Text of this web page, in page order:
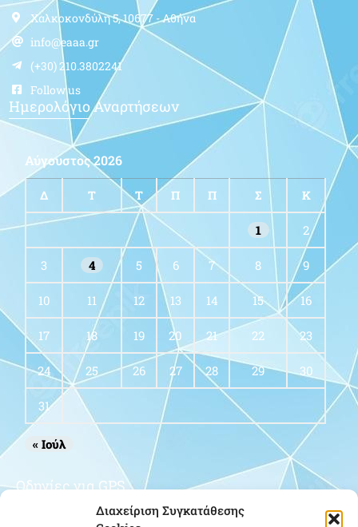
Διαχείριση Συγκατάθεσης
Χαλκοκονδύλη 5, 10677 - Αθήνα
info@eaaa.gr
(+30) 210.3802241
Follow us
Ημερολόγιο Αναρτήσεων
Αύγουστος 2026
Δ Τ Τ Π Π Σ Κ
1 2
3 4 5 6 7 8 9
10 11 12 13 14 15 16
17 18 19 20 21 22 23
24 25 26 27 28 29 30
31
« Ιούλ
Οδηγίες για GPS